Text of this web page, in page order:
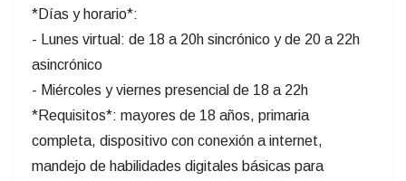
*Días y horario*:
- Lunes virtual: de 18 a 20h sincrónico y de 20 a 22h
asincrónico
- Miércoles y viernes presencial de 18 a 22h
*Requisitos*: mayores de 18 años, primaria
completa, dispositivo con conexión a internet,
mandejo de habilidades digitales básicas para